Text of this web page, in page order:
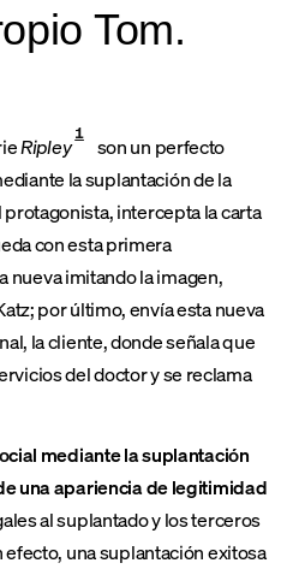
Tom.
Ripley
1
son un perfecto
la suplantación de la
protagonista, intercepta la carta
con esta primera
nueva imitando la imagen,
por último, envía esta nueva
la cliente, donde señala que
del doctor y se reclama
mediante la suplantación
una apariencia de legitimidad
al suplantado y los terceros
efecto, una suplantación exitosa